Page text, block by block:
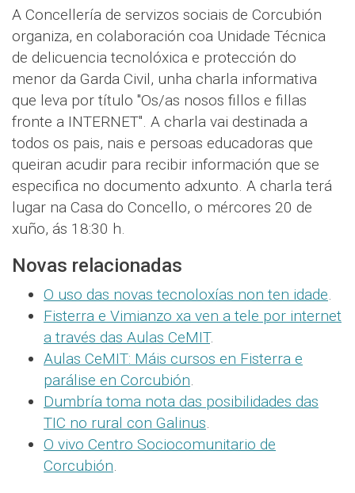
A Concellería de servizos sociais de Corcubión
organiza, en colaboración coa Unidade Técnica
de delicuencia tecnolóxica e protección do
menor da Garda Civil, unha charla informativa
que leva por título "Os/as nosos fillos e fillas
fronte a INTERNET". A charla vai destinada a
todos os pais, nais e persoas educadoras que
queiran acudir para recibir información que se
especifica no documento adxunto. A charla terá
lugar na Casa do Concello, o mércores 20 de
xuño, ás 18:30 h.
Novas relacionadas
O uso das novas tecnoloxías non ten idade.
Fisterra e Vimianzo xa ven a tele por internet
a través das Aulas CeMIT.
Aulas CeMIT: Máis cursos en Fisterra e
parálise en Corcubión.
Dumbría toma nota das posibilidades das
TIC no rural con Galinus.
O vivo Centro Sociocomunitario de
Corcubión.